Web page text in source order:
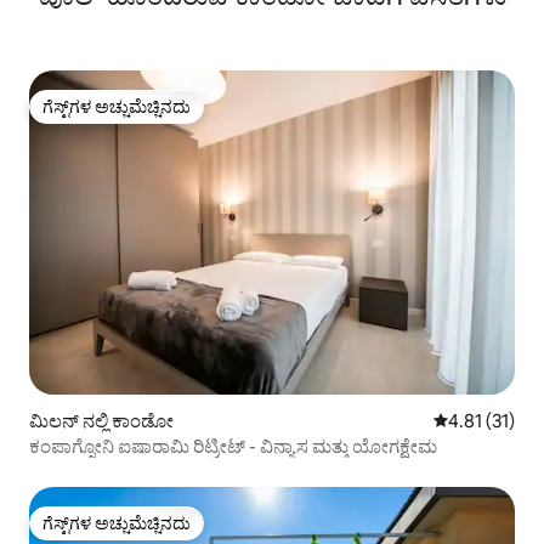
ಗೆಸ್ಟ್‌ಗಳ ಅಚ್ಚುಮೆಚ್ಚಿನದು
ಗೆಸ್ಟ್‌ಗಳ ಅಚ್ಚುಮೆಚ್ಚಿನದು
ಮಿಲನ್ ನಲ್ಲಿ ಕಾಂಡೋ 5 ರಲ್ಲಿ 4.81
4.81 (31)
ಕಂಪಾಗ್ನೋನಿ ಐಷಾರಾಮಿ ರಿಟ್ರೀಟ್ - ವಿನ್ಯಾಸ ಮತ್ತು ಯೋಗಕ್ಷೇಮ
ಗೆಸ್ಟ್‌ಗಳ ಅಚ್ಚುಮೆಚ್ಚಿನದು
ಗೆಸ್ಟ್‌ಗಳ ಅಚ್ಚುಮೆಚ್ಚಿನದು